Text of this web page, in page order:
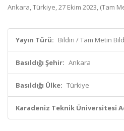
Ankara, Türkiye, 27 Ekim 2023, (Tam
Yayın Türü: Bildiri / Tam Metin
Basıldığı Şehir: Ankara
Basıldığı Ülke: Türkiye
Karadeniz Teknik Üniversitesi